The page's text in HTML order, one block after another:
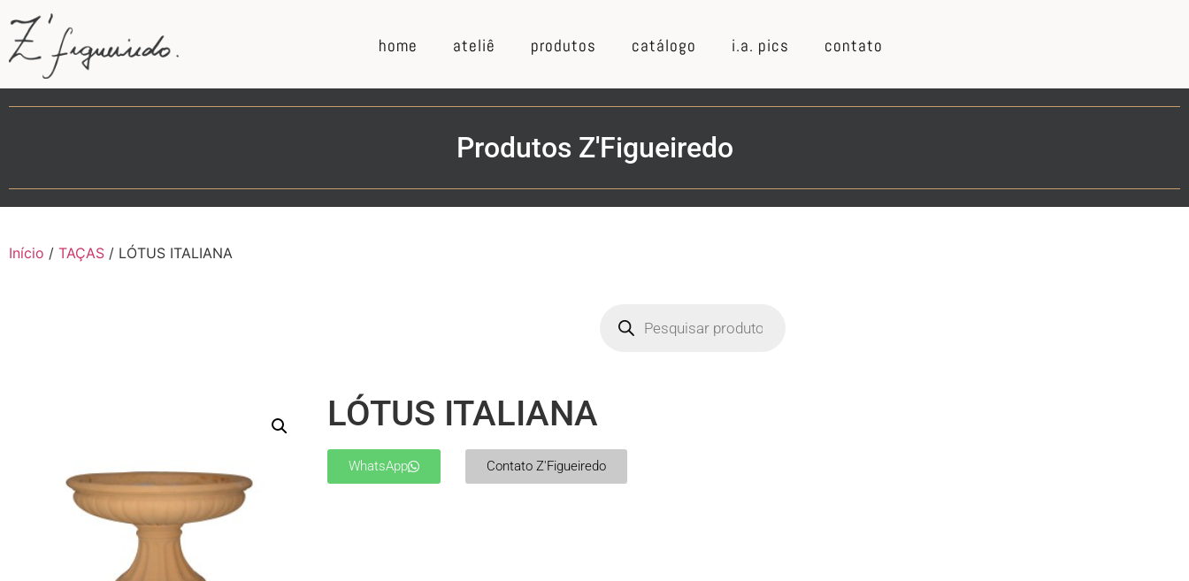
home ateliê produtos catálogo i.a. pics contato
Produtos Z'Figueiredo
Início / TAÇAS / LÓTUS ITALIANA
LÓTUS ITALIANA
WhatsApp Contato Z'Figueiredo